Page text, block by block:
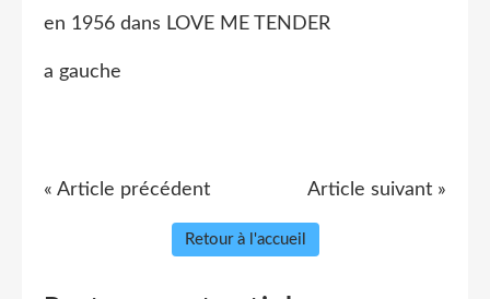
en 1956 dans LOVE ME TENDER
a gauche
« Article précédent Article suivant »
Retour à l'accueil